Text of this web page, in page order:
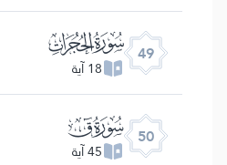
49 ﯞ
18 آية
50 ﯟ
45 آية